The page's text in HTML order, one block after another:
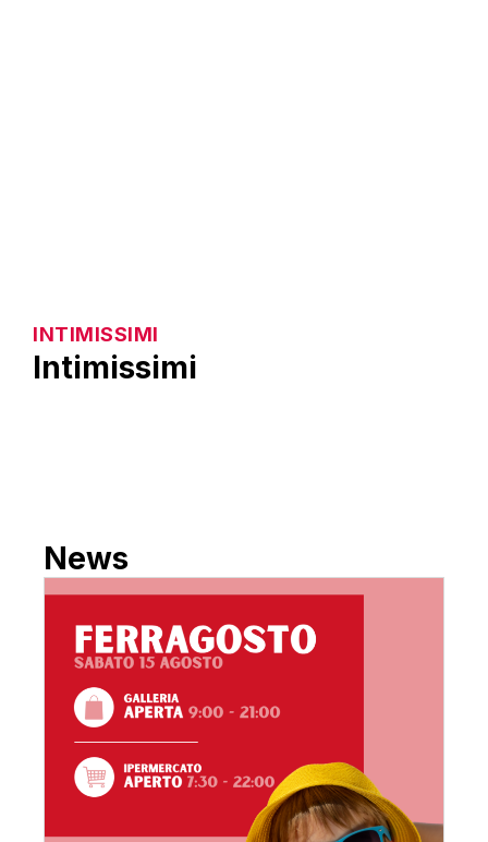
INTIMISSIMI
Intimissimi
News